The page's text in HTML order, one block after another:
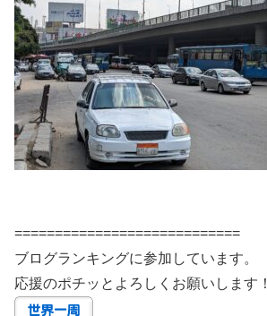
============================
ブログランキングに参加しています。
応援のポチッとよろしくお願いします！